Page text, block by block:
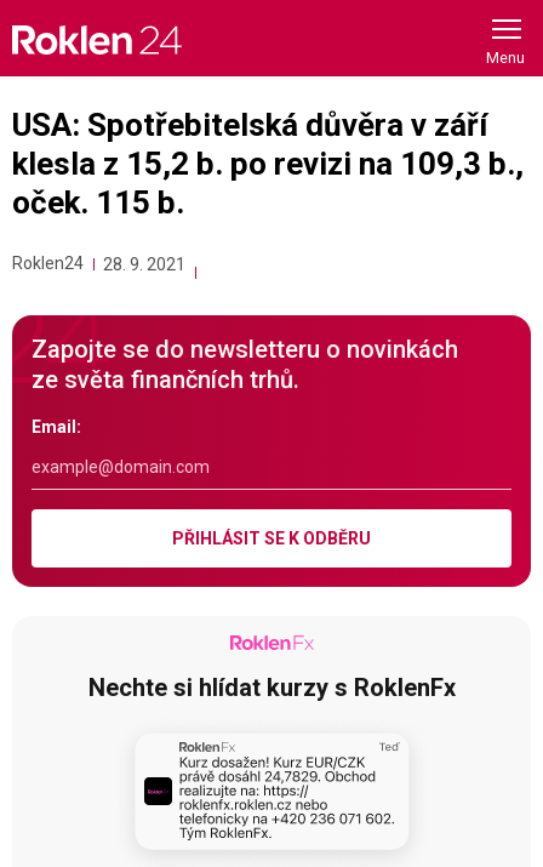
content
USA: Spotřebitelská důvěra v září
klesla z 15,2 b. po revizi na 109,3 b.,
oček. 115 b.
Roklen24 28. 9. 2021
Zapojte se do newsletteru o novinkách
ze světa finančních trhů.
Email:
PŘIHLÁSIT SE K ODBĚRU
Nechte si hlídat kurzy s RoklenFx